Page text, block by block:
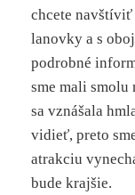
chcete
lanovky a s
podrobné
sme mali smolu
sa vznášala
vidieť, preto
atrakciu
bude krajšie.